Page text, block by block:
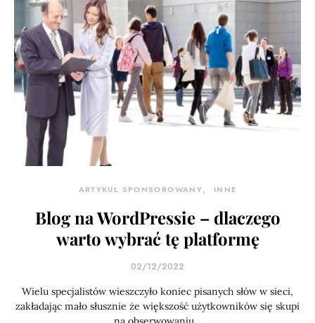
ARTYKUŁ SPONSOROWANY INNE
Blog na WordPressie – dlaczego
warto wybrać tę platformę
02/12/2022
Wielu specjalistów wieszczyło koniec pisanych słów w sieci,
zakładając mało słusznie że większość użytkowników się skupi